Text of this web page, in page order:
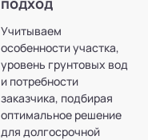
Учитываем
особенности участка,
уровень грунтовых вод
и потребности
заказчика, подбирая
оптимальное решение
для долгосрочной